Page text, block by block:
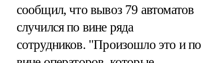
сообщил, что вывоз 79 автоматов
случился по вине ряда
сотрудников. "Произошло это и по